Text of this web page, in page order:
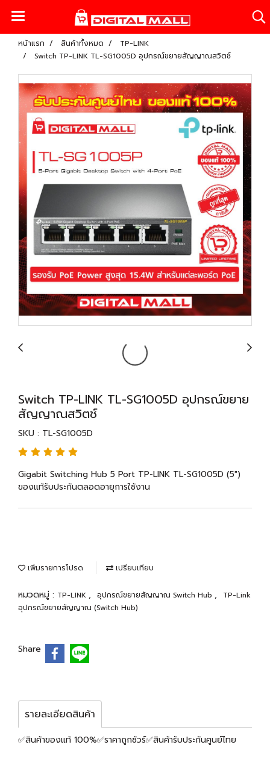
หน้าแรก สินค้าทั้งหมด
TP-LINK
Switch TP-LINK TL-SG1005D อุปกรณ์ขยายสัญญาณสวิตช์
Switch TP-LINK TL-SG1005D อุปกรณ์ขยาย
สัญญาณสวิตช์
SKU : TL-SG1005D
Gigabit Switching Hub 5 Port TP-LINK TL-SG1005D (5")
ของแท้รับประกันตลอดอายุการใช้งาน
เพิ่มรายการโปรด เปรียบเทียบ
หมวดหมู่ : TP-LINK , อุปกรณ์ขยายสัญญาณ Switch Hub ,
TP-Link
อุปกรณ์ขยายสัญญาณ (Switch Hub)
Share
รายละเอียดสินค้า
✅สินค้าของแท้ 100%✅ราคาถูกชัวร์✅สินค้ารับประกันศูนย์ไทย